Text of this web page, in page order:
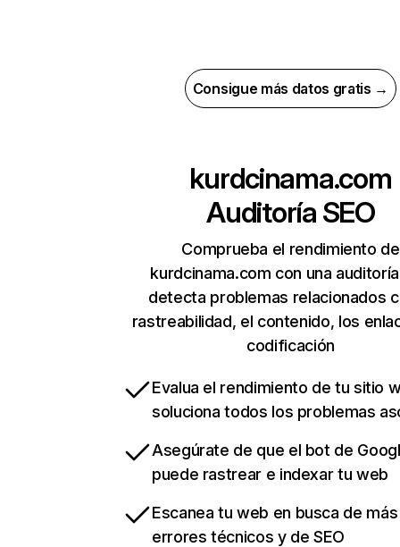
Consigue más datos gratis →
kurdcinama.com
Auditoría SEO
Comprueba el rendimiento de
kurdcinama.com con una
detecta problemas relacionados
rastreabilidad, el contenido, los
codificación
Evalua el rendimiento de tu sitio
soluciona todos los problemas
Asegúrate de que el bot de
puede rastrear e indexar tu web
Escanea tu web en busca de
errores técnicos y de SEO